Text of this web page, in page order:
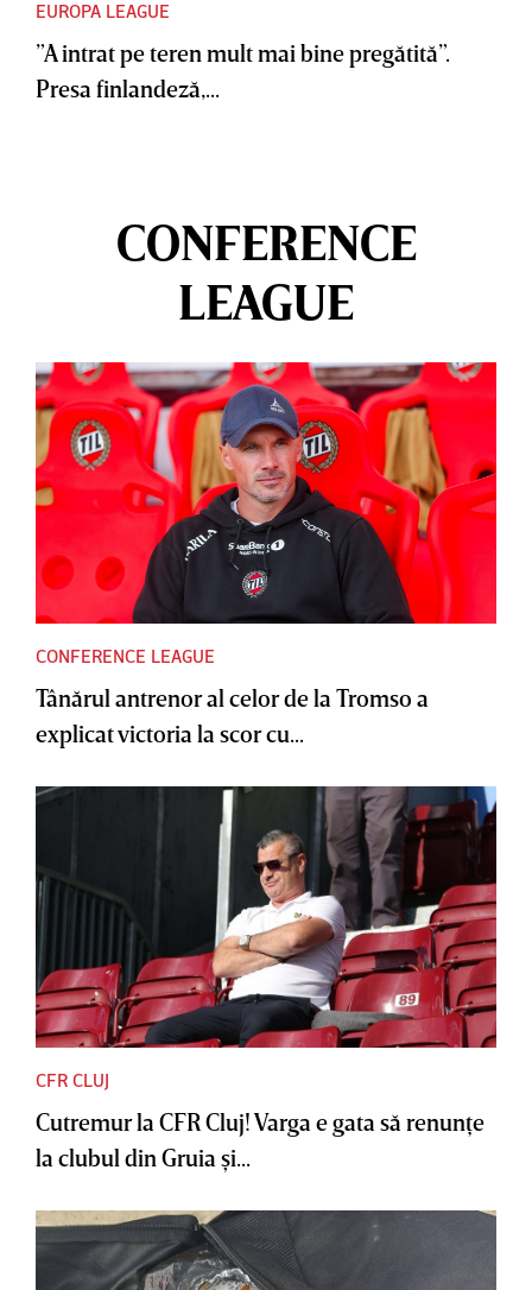
EUROPA LEAGUE
”A intrat pe teren mult mai bine pregătită”.
Presa finlandeză,...
CONFERENCE
LEAGUE
CONFERENCE LEAGUE
Tânărul antrenor al celor de la Tromso a
explicat victoria la scor cu...
CFR CLUJ
Cutremur la CFR Cluj! Varga e gata să renunţe
la clubul din Gruia şi...